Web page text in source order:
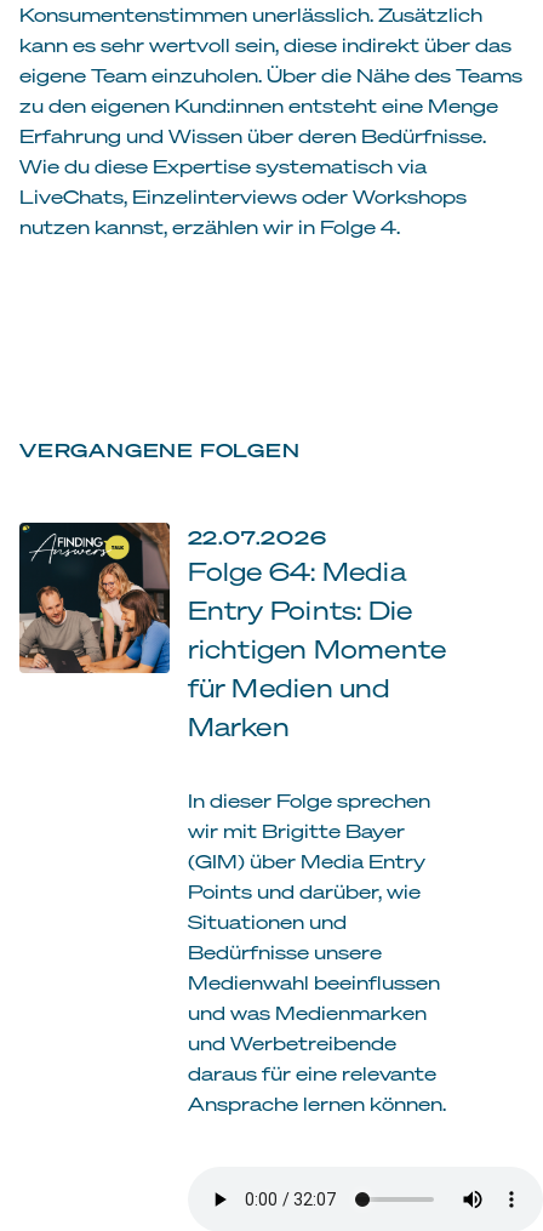
Konsumentenstimmen unerlässlich. Zusätzlich
kann es sehr wertvoll sein, diese indirekt über das
eigene Team einzuholen. Über die Nähe des Teams
zu den eigenen Kund:innen entsteht eine Menge
Erfahrung und Wissen über deren Bedürfnisse.
Wie du diese Expertise systematisch via
LiveChats, Einzelinterviews oder Workshops
nutzen kannst, erzählen wir in Folge 4.
VERGANGENE FOLGEN
22.07.2026
Folge 64: Media
Entry Points: Die
richtigen Momente
für Medien und
Marken
In dieser Folge sprechen
wir mit Brigitte Bayer
(GIM) über Media Entry
Points und darüber, wie
Situationen und
Bedürfnisse unsere
Medienwahl beeinflussen
und was Medienmarken
und Werbetreibende
daraus für eine relevante
Ansprache lernen können.